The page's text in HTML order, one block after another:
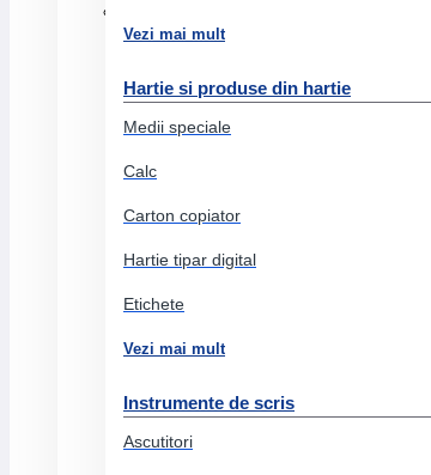
Vezi mai mult
Hartie si produse din hartie
Medii speciale
Calc
Carton copiator
Hartie tipar digital
Etichete
Vezi mai mult
Instrumente de scris
Ascutitori
Creioane colorate permanente